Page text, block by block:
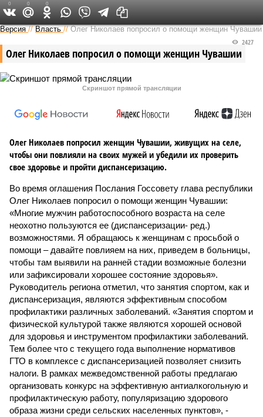
Версия в Чувашии
Версия //Власть //Олег Николаев попросил о помощи женщин Чувашии
Олег Николаев попросил о помощи женщин Чувашии
2427
Скриншот прямой трансляции
Олег Николаев попросил женщин Чувашии, живущих на селе,
чтобы они повлияли на своих мужей и убедили их проверить
свое здоровье и пройти диспансеризацию.
Во время оглашения Послания Госсовету глава республики
Олег Николаев попросил о помощи женщин Чувашии:
«Многие мужчин работоспособного возраста на селе
неохотно пользуются ее (диспансеризации- ред.)
возможностями. Я обращаюсь к женщинам с просьбой о
помощи – давайте повлияем на них, приведем в больницы,
чтобы там выявили на ранней стадии возможные болезни
или зафиксировали хорошее состояние здоровья».
Руководитель региона отметил, что занятия спортом, как и
диспансеризация, являются эффективным способом
профилактики различных заболеваний. «Занятия спортом и
физической культурой также являются хорошей основой
для здоровья и инструментом профилактики заболеваний.
Тем более что с текущего года выполнение нормативов
ГТО в комплексе с диспансеризацией позволяет снизить
налоги. В рамках межведомственной работы предлагаю
организовать конкурс на эффективную антиалкогольную и
профилактическую работу, популяризацию здорового
образа жизни среди сельских населенных пунктов», -
0 0 0